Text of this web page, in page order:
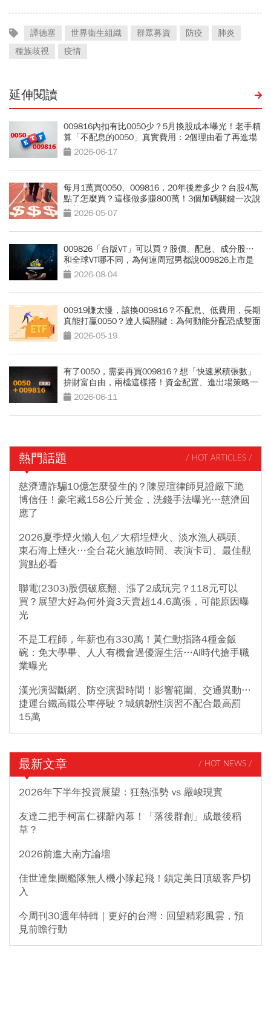
譚德塞 世界衛生組織 群眾募資 防疫
肺炎
種族歧視
疫情
延伸閱讀
009816內扣有比0050少？5月換股成本曝光！老手精
算「不配息的0050」真實費用：2個理由看了再進場
2026-06-17
每月1萬買0050、009816，20年後差多少？台股4萬
點了怎麼買？這樣做多賺800萬！3個加碼關鍵一次說
清楚2026-05-07
009826「台版VT」可以買？股價、配息、成分股…
和全球VT哪不同，為何連周冠男都說009826上市是
邁大步？
2026-08-04
00919賺太慢，該換009816？不配息、低費用，長期
真能打贏0050？達人揭關鍵：為何動能分配恐成雙面
刃 2026-05-19
有了0050，需要再買009816？想「快速累積張數」
拚財富自由，兩檔這樣搭！資金配置、進出場策略一
次看2026-06-11
熱門話題 / HOT ARTICLES /
慈濟遭詐騙10億怎麼發生的？陳昱瑄律師見證嚴下跪
博信任！豪宅藏158公斤黃金，洗錢手法曝光…慈濟回
應了
2026夏季煙火懶人包／大稻埕煙火、淡水漁人碼頭、
東石海上煙火…全台花火施放時間、表演卡司、最佳觀
賞點必看
聯電(2303)股價破底翻、漲了2成玩完？118元可以
買？展望大好為何外資3天賣超14.6萬張，可能原因曝
光
不是工程師，年薪也有330萬！黃仁勳指路4種金飯
碗：免大學畢、人人有機會過優渥生活…AI時代搶手職
業曝光
漢光演習斷網、防空演習時間！影響範圍、交通異動…
捷運台鐵高鐵公車停駛？城鎮韌性演習不配合最高罰
15萬
最新文章 / HOT NEWS /
2026年下半年投資展望：狂熱漲勢 vs 嚴峻現實
友達二把手柯富仁裸辭內幕！「落後群創」成最後稻
草？
2026前進大南方論壇
佳世達集團艦隊無人機小隊起飛！鎖定美日頂級客戶切
入
今周刊30週年特輯｜更好的台灣：回望精彩風雲，預
見前瞻行動